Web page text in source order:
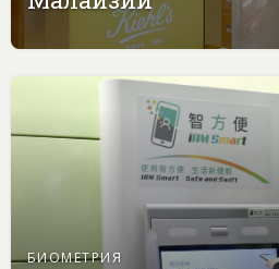
БИОМЕТРИЯ